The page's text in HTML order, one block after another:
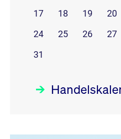
17
18 19 20
24
25 26 27
31